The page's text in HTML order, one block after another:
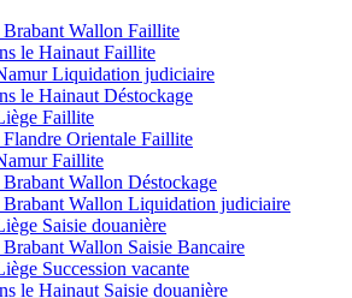
Brabant Wallon Faillite
le Hainaut Faillite
Liquidation judiciaire
le Hainaut Déstockage
Faillite
Flandre Orientale Faillite
Faillite
Brabant Wallon Déstockage
Brabant Wallon Liquidation judiciaire
Saisie douanière
Brabant Wallon Saisie Bancaire
Succession vacante
le Hainaut Saisie douanière